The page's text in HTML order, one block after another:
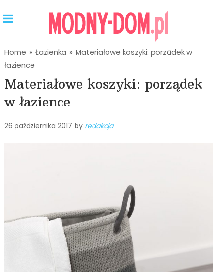
Home » Łazienka » Materiałowe koszyki: porządek w
łazience
Materiałowe koszyki: porządek
w łazience
26 października 2017 by redakcja